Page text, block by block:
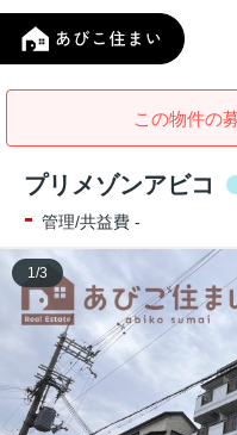
この物件の
プリメゾンアビコ
- 管理/共益費 -
1 /3